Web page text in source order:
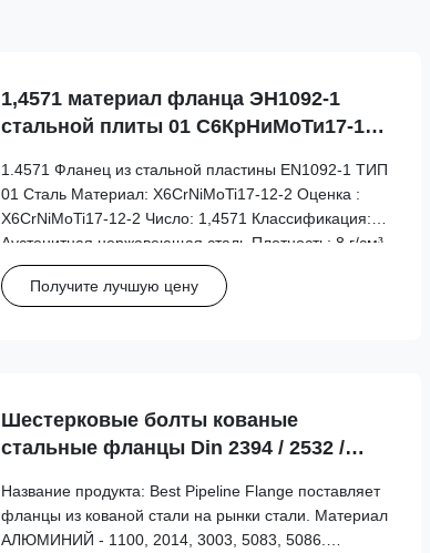
1,4571 материал фланца ЭН1092-1
стальной плиты 01 С6КрНиМоТи17-12-
1.4571 Фланец из стальной пластины EN1092-1 ТИП
01 Сталь Материал: X6CrNiMoTi17-12-2 Оценка :
X6CrNiMoTi17-12-2 Число: 1,4571 Классификация:
Аустенитная нержавеющая сталь Плотность: 8 г/см³
Стандарт: EN 10088-2:2005 Нержавеющие стали.
Технические условия поставки листов и полос из
Получите лучшую цену
Шестерковые болты кованые
стальные фланцы Din 2394 / 2532 /
Название продукта: Best Pipeline Flange поставляет
фланцы из кованой стали на рынки стали. Материал
АЛЮМИНИЙ - 1100, 2014, 3003, 5083, 5086.